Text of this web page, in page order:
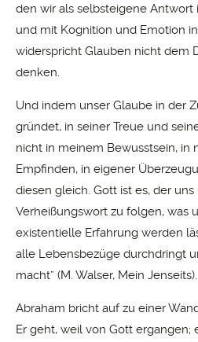
den wir als selbsteigene
und mit Kognition und Emotion
widerspricht Glauben nicht dem
denken.
Und indem unser Glaube in der
gründet, in seiner Treue und
nicht in meinem Bewusstsein, in
Empfinden, in eigener
diesen gleich. Gott ist es, der
Verheißungswort zu folgen, was
existentielle Erfahrung werden
alle Lebensbezüge durchdringt
macht” (M. Walser, Mein Jenseits).
Abraham bricht auf zu einer
Er geht, weil von Gott ergangen;